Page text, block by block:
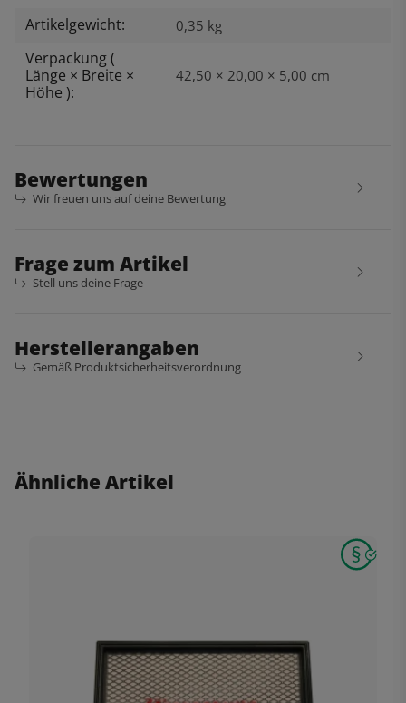
Artikelgewicht: 0,35 kg
Verpackung (
Länge × Breite ×
Höhe ):
42,50 × 20,00 × 5,00 cm
Bewertungen
Wir freuen uns auf deine Bewertung
Frage zum Artikel
Stell uns deine Frage
Herstellerangaben
Gemäß Produktsicherheitsverordnung
Ähnliche Artikel